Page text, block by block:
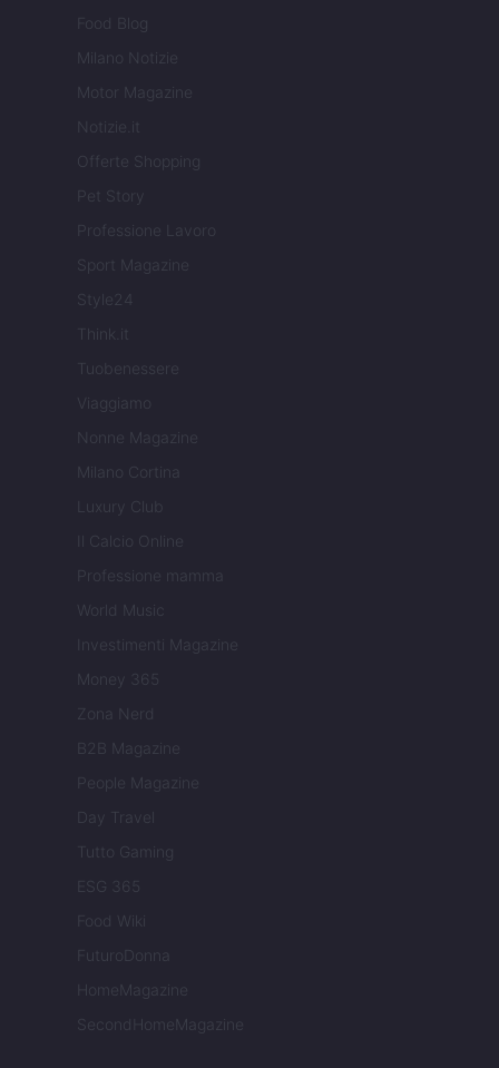
Food Blog
Milano Notizie
Motor Magazine
Notizie.it
Offerte Shopping
Pet Story
Professione Lavoro
Sport Magazine
Style24
Think.it
Tuobenessere
Viaggiamo
Nonne Magazine
Milano Cortina
Luxury Club
Il Calcio Online
Professione mamma
World Music
Investimenti Magazine
Money 365
Zona Nerd
B2B Magazine
People Magazine
Day Travel
Tutto Gaming
ESG 365
Food Wiki
FuturoDonna
HomeMagazine
SecondHomeMagazine